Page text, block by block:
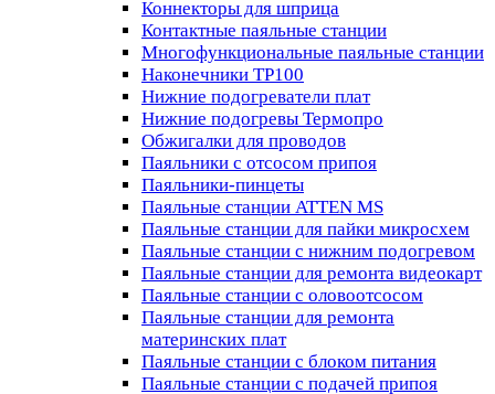
Коннекторы для шприца
Контактные паяльные станции
Многофункциональные паяльные станции
Наконечники TP100
Нижние подогреватели плат
Нижние подогревы Термопро
Обжигалки для проводов
Паяльники с отсосом припоя
Паяльники-пинцеты
Паяльные станции ATTEN MS
Паяльные станции для пайки микросхем
Паяльные станции с нижним подогревом
Паяльные станции для ремонта видеокарт
Паяльные станции с оловоотсосом
Паяльные станции для ремонта
материнских плат
Паяльные станции с блоком питания
Паяльные станции с подачей припоя